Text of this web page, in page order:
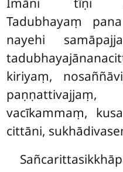
Tadubhayaṃ
nayehi
kiriyaṃ,
vacīkammaṃ,
cittāni,